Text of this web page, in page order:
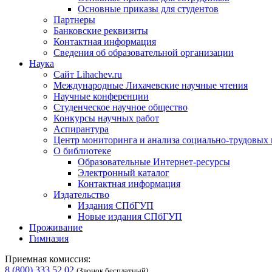
Основные приказы для студентов
Партнеры
Банковские реквизиты
Контактная информация
Сведения об образовательной организации
Наука
Сайт Lihachev.ru
Международные Лихачевские научные чтения
Научные конференции
Студенческое научное общество
Конкурсы научных работ
Аспирантура
Центр мониторинга и анализа социально-трудовых
О библиотеке
Образовательные Интернет-ресурсы
Электронный каталог
Контактная информация
Издательство
Издания СПбГУП
Новые издания СПбГУП
Проживание
Гимназия
Приемная комиссия:
8 (800) 333 52 02